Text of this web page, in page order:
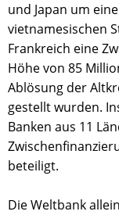
und Japan um
vietnamesischen
Frankreich eine
Höhe von 85
Ablösung der
gestellt wurden.
Banken aus 11
beteiligt.
Die Weltbank